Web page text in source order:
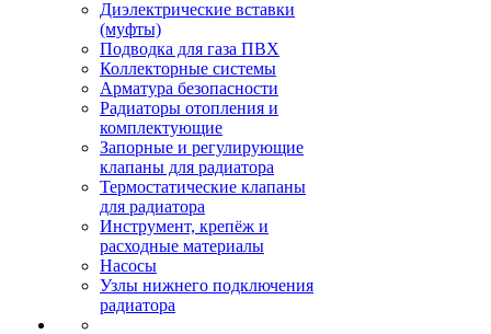
Диэлектрические вставки
(муфты)
Подводка для газа ПВХ
Коллекторные системы
Арматура безопасности
Радиаторы отопления и
комплектующие
Запорные и регулирующие
клапаны для радиатора
Термостатические клапаны
для радиатора
Инструмент, крепёж и
расходные материалы
Насосы
Узлы нижнего подключения
радиатора